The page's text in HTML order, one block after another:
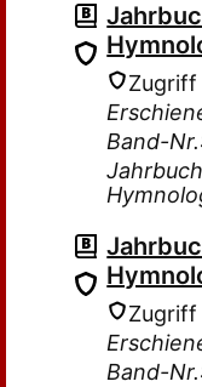
Zugriff
Band-
Zugriff
Band-